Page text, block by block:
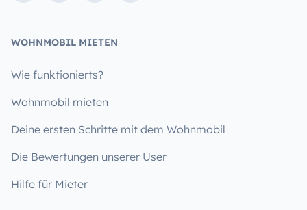
WOHNMOBIL MIETEN
Wie funktionierts?
Wohnmobil mieten
Deine ersten Schritte mit dem Wohnmobil
Die Bewertungen unserer User
Hilfe für Mieter